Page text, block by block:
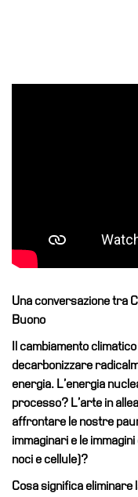
guidate
Summer
School
Progetti
Speciali
Ricerca
Storia
Tutte
Una conversazione tra
Buono
Il cambiamento
decarbonizzare
energia. L’energia
processo? L’arte in
affrontare le nostre
immaginari e le
noci e cellule)?
Cosa significa eliminare